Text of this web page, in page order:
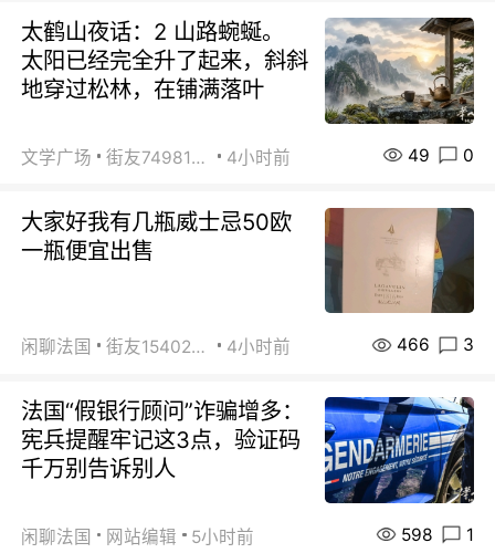
太鹤山夜话：2 山路蜿蜒。
太阳已经完全升了起来，斜斜
地穿过松林，在铺满落叶
文学广场 街友74981146 4小时前 49 0
大家好我有几瓶威士忌50欧
一瓶便宜出售
闲聊法国 街友15402223 4小时前 466 3
法国“假银行顾问”诈骗增多：
宪兵提醒牢记这3点，验证码
千万别告诉别人
闲聊法国 网站编辑 5小时前 598 1